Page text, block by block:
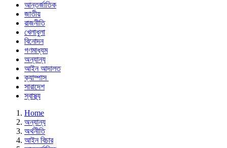
আন্তর্জাতিক
জাতীয়
রাজনীতি
খেলাধুলা
বিনোদন
গণমাধ্যম
অন্যান্য
আইন আদালত
ক্যাম্পাস
সারাদেশ
স্বাস্থ্য
Home
অন্যান্য
অর্থনীতি
আইন বিচার